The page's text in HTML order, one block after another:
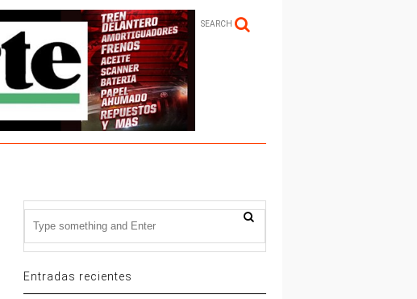
SEARCH
Entradas recientes